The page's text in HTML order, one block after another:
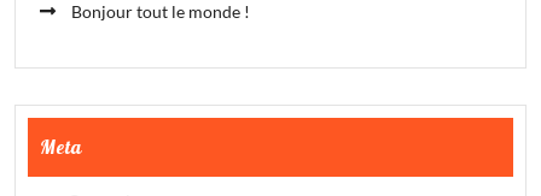
Bonjour tout le monde !
Meta